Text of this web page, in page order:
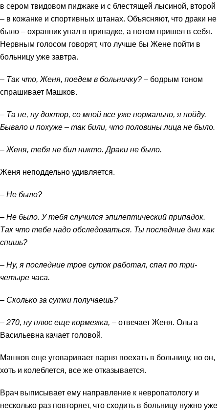
в сером твидовом пиджаке и с блестящей лысиной, второй
– в кожанке и спортивных штанах. Объясняют, что драки не
было – охранник упал в припадке, а потом пришел в себя.
Нервным голосом говорят, что лучше бы Жене пойти в
больницу уже завтра.
– Так что, Женя, поедем в больничку? – бодрым тоном
спрашивает Машков.
– Та не, ну доктор, со мной все уже нормально, я пойду.
Бывало и похуже – так били, что половины лица не было.
– Женя, тебя не бил никто. Драки не было.
Женя неподдельно удивляется.
– Не было?
– Не было. У тебя случился эпилептический припадок.
Так что тебе надо обследоваться. Ты последние дни как
спишь?
– Ну, я последние трое суток работал, спал по три-
четыре часа.
– Сколько за сутки получаешь?
– 270, ну плюс еще кормежка, – отвечает Женя. Ольга
Васильевна качает головой.
Машков еще уговаривает парня поехать в больницу, но он,
хоть и колеблется, все же отказывается.
Врач выписывает ему направление к невропатологу и
несколько раз повторяет, что сходить в больницу нужно уже